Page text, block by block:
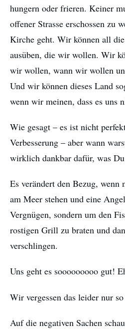
hungern oder frieren. Keiner
offener Strasse erschossen zu
Kirche geht. Wir können all
ausüben, die wir wollen. Wir
wir wollen, wann wir wollen
Und wir können dieses Land
wenn wir meinen, dass es uns
Wie gesagt – es ist nicht
Verbesserung – aber wann
wirklich dankbar dafür, was
Es verändert den Bezug, wenn
am Meer stehen und eine
Vergnügen, sondern um den
rostigen Grill zu braten und
verschlingen.
Uns geht es sooooooooo gut!
Wir vergessen das leider nur
Auf die negativen Sachen